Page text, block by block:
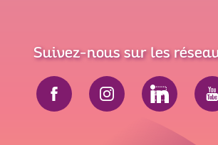
Suivez-nous sur les